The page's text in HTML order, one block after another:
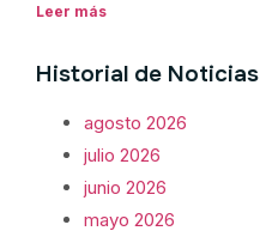
Leer más
Historial de Noticias
agosto 2026
julio 2026
junio 2026
mayo 2026